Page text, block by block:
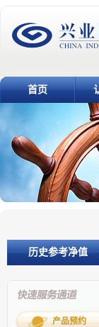
首页
历史参考净值
产品预约